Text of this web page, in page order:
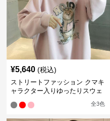
¥5,640 (税込)
ストリートファッション クマキ
ャラクター入りゆったりスウェ
全3色